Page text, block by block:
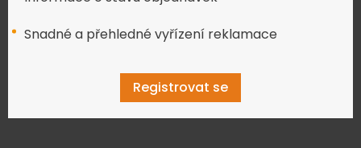
Snadné a přehledné vyřízení reklamace
Registrovat se